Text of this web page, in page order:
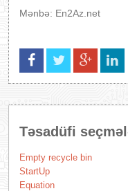
Mənbə: En2Az.net
Təsadüfi
Empty recycle bin
StartUp
Equation